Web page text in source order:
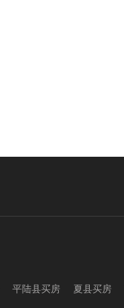
平陆县买房 夏县买房